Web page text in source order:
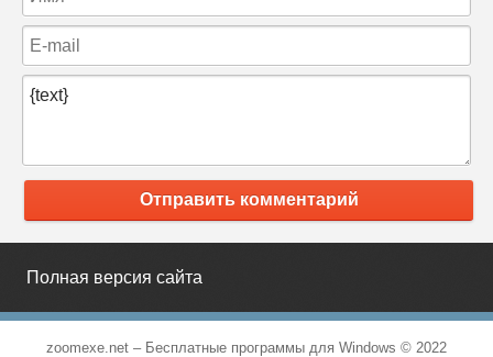
Отправить комментарий
Полная версия сайта
zoomexe.net – Бесплатные программы для Windows © 2022